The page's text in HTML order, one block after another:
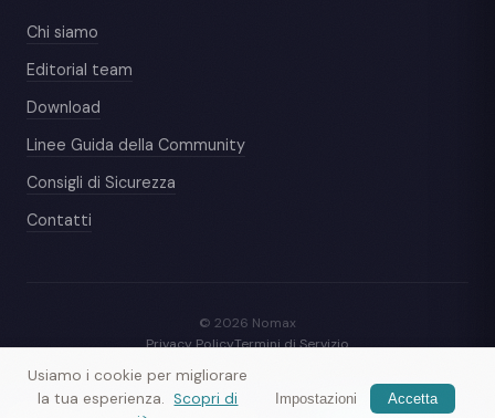
Chi siamo
Editorial team
Download
Linee Guida della Community
Consigli di Sicurezza
Contatti
© 2026 Nomax
Privacy PolicyTermini di Servizio
Usiamo i cookie per migliorare
la tua esperienza. Scopri di
Impostazioni Accetta